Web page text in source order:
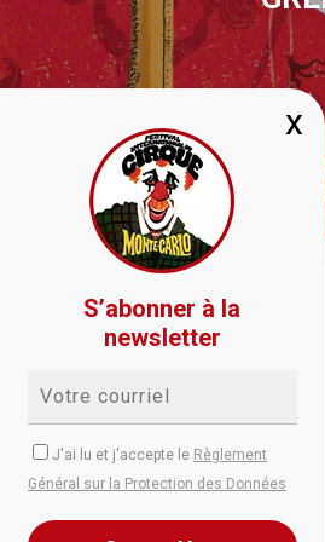
S’abonner à la
newsletter
J'ai lu et j'accepte le Règlement
Général sur la Protection des Données